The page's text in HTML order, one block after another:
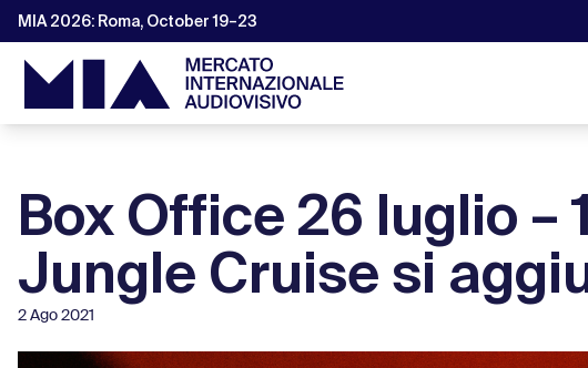
MIA 2026: Roma, October 19–23
Box Office 26 luglio –
Jungle Cruise si
2 Ago 2021